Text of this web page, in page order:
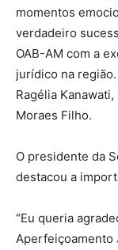
momentos
verdadeiro
OAB-AM com a
jurídico na
Ragélia
Moraes Filho.
O presidente da
destacou a
“Eu queria
Aperfeiçoamento